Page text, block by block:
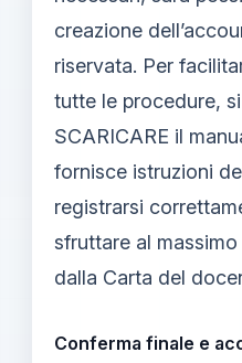
creazione
riservata. Per
tutte le procedure,
SCARICARE il
fornisce istruzioni
registrarsi
sfruttare al
dalla Carta del
Conferma finale e